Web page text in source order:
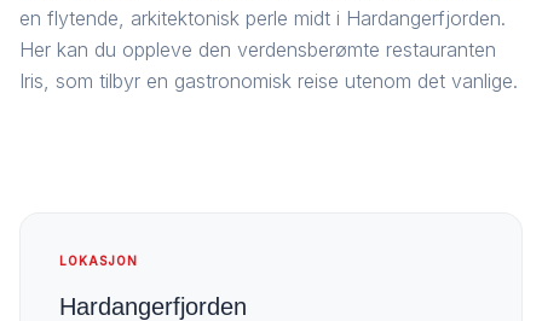
en flytende, arkitektonisk perle midt i Hardangerfjorden.
Her kan du oppleve den verdensberømte restauranten
Iris, som tilbyr en gastronomisk reise utenom det vanlige.
LOKASJON
Hardangerfjorden